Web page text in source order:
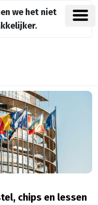
we het niet
chips en lessen